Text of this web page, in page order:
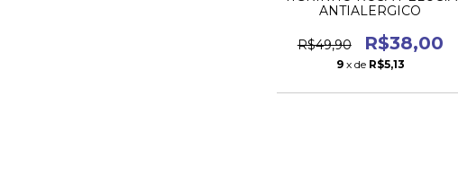
ANTIALERGICO
R$49,90 R$38,00
9 x de R$5,13